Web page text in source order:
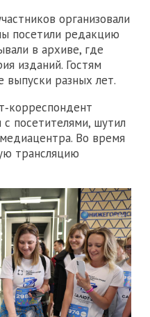
организовали
посетили редакцию
в архиве, где
изданий. Гостям
выпуски разных лет.
посетителями, шутил
Во время
трансляцию